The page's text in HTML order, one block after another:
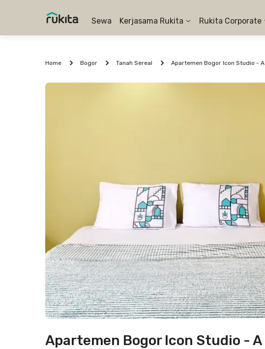
Sewa Kerjasama Rukita Rukita Corporate
Home Bogor Tanah Sereal Apartemen Bogor Icon Studio - A
Apartemen Bogor Icon Studio - A